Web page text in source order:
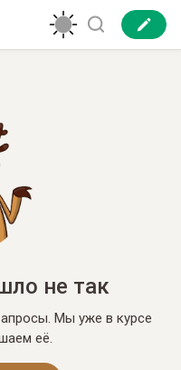
не так
Мы уже в курсе
её.